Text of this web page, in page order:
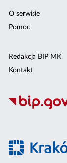
O serwisie
Pomoc
Redakcja BIP MK
Kontakt